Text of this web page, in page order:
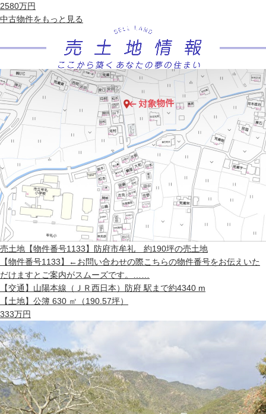
2580万円
中古物件をもっと見る
売土地 【物件番号1133】防府市牟礼 約190坪の売土地
【物件番号1133】←お問い合わせの際こちらの物件番号をお伝えいた
だけますとご案内がスムーズです。……
【交通】 山陽本線（ＪＲ西日本）防府 駅まで約4340 m
【土地】 公簿 630 ㎡（190.57坪）
333万円